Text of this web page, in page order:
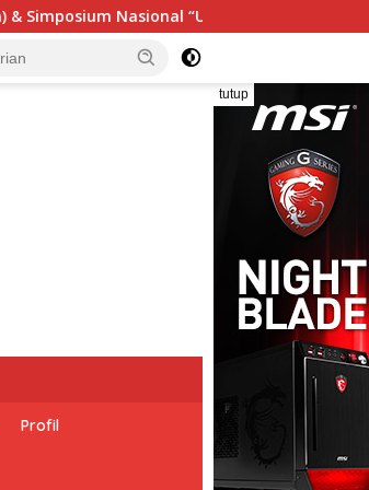
Perekonomian Nasional dan
tutup
Profil